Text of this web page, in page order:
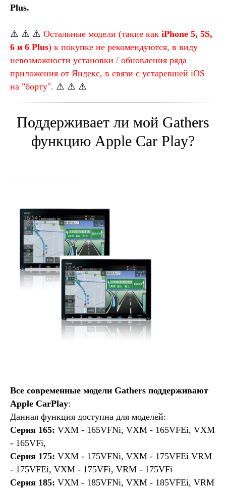
Plus.
⚠️ ⚠️ ⚠️ Остальные модели (такие как iPhone 5, 5S,
6 и 6 Plus) к покупке не рекомендуются, в виду
невозможности установки / обновления ряда
приложения от Яндекс, в связи с устаревшей iOS
на "борту". ⚠️ ⚠️ ⚠️
Поддерживает ли мой Gathers
функцию Apple Car Play?
Все современные модели Gathers поддерживают
Apple CarPlay:
Данная функция доступна для моделей:
Серия 165: VXM - 165VFNi, VXM - 165VFEi, VXM
- 165VFi,
Серия 175: VXM - 175VFNi, VXM - 175VFEi VRM
- 175VFEi, VXM - 175VFi, VRM - 175VFi
Серия 185: VXM - 185VFNi, VXM - 185VFEi, VRM